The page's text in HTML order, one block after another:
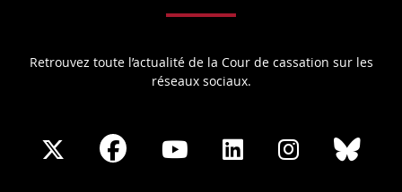
Retrouvez toute l’actualité de la Cour de cassation sur les
réseaux sociaux.
ShareShare
Share
Share
Share